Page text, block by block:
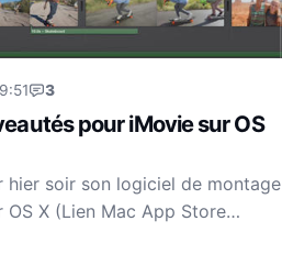
3
pour iMovie sur OS
hier soir son logiciel de montage
X (Lien Mac App Store…